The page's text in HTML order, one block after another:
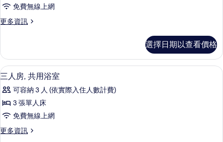
人
床
有
相
片
雙
人
床
情
獨
浴
室
的
所
有
相
片
免費無線上網
更多資訊
更
房,
獨
立
室
的
情
選擇日期以查看價格
顯
示
三
人
共
三人房, 共用浴室 | 客房內保險箱、書
10
三人房, 共用浴室
可容納 3 人 (依實際入住人數計費)
3 張單人床
免費無線上網
更多資訊
更